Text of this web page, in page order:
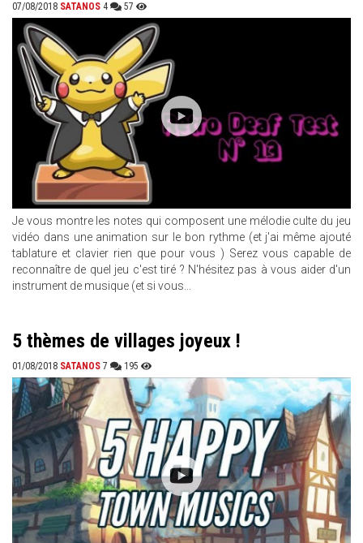
07/08/2018 SATANOS 4 57
Je vous montre les notes qui composent une mélodie culte du jeu
vidéo dans une animation sur le bon rythme (et j'ai même ajouté
tablature et clavier rien que pour vous ) Serez vous capable de
reconnaître de quel jeu c'est tiré ? N'hésitez pas à vous aider d'un
instrument de musique (et si vous...
5 thèmes de villages joyeux !
01/08/2018 SATANOS 7 195